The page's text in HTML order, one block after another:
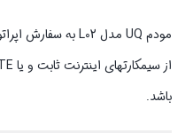
باشد.